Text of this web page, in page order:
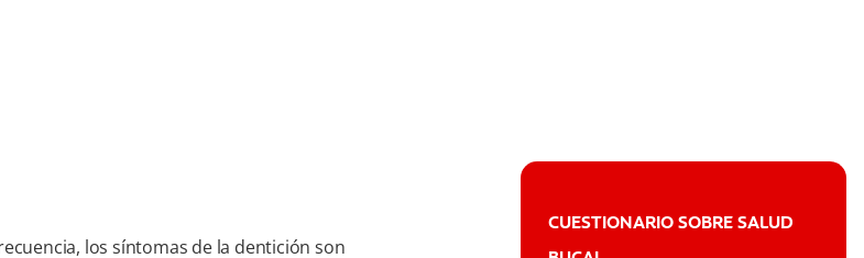
los síntomas de la dentición son
CUESTIONARIO SOBRE SALUD